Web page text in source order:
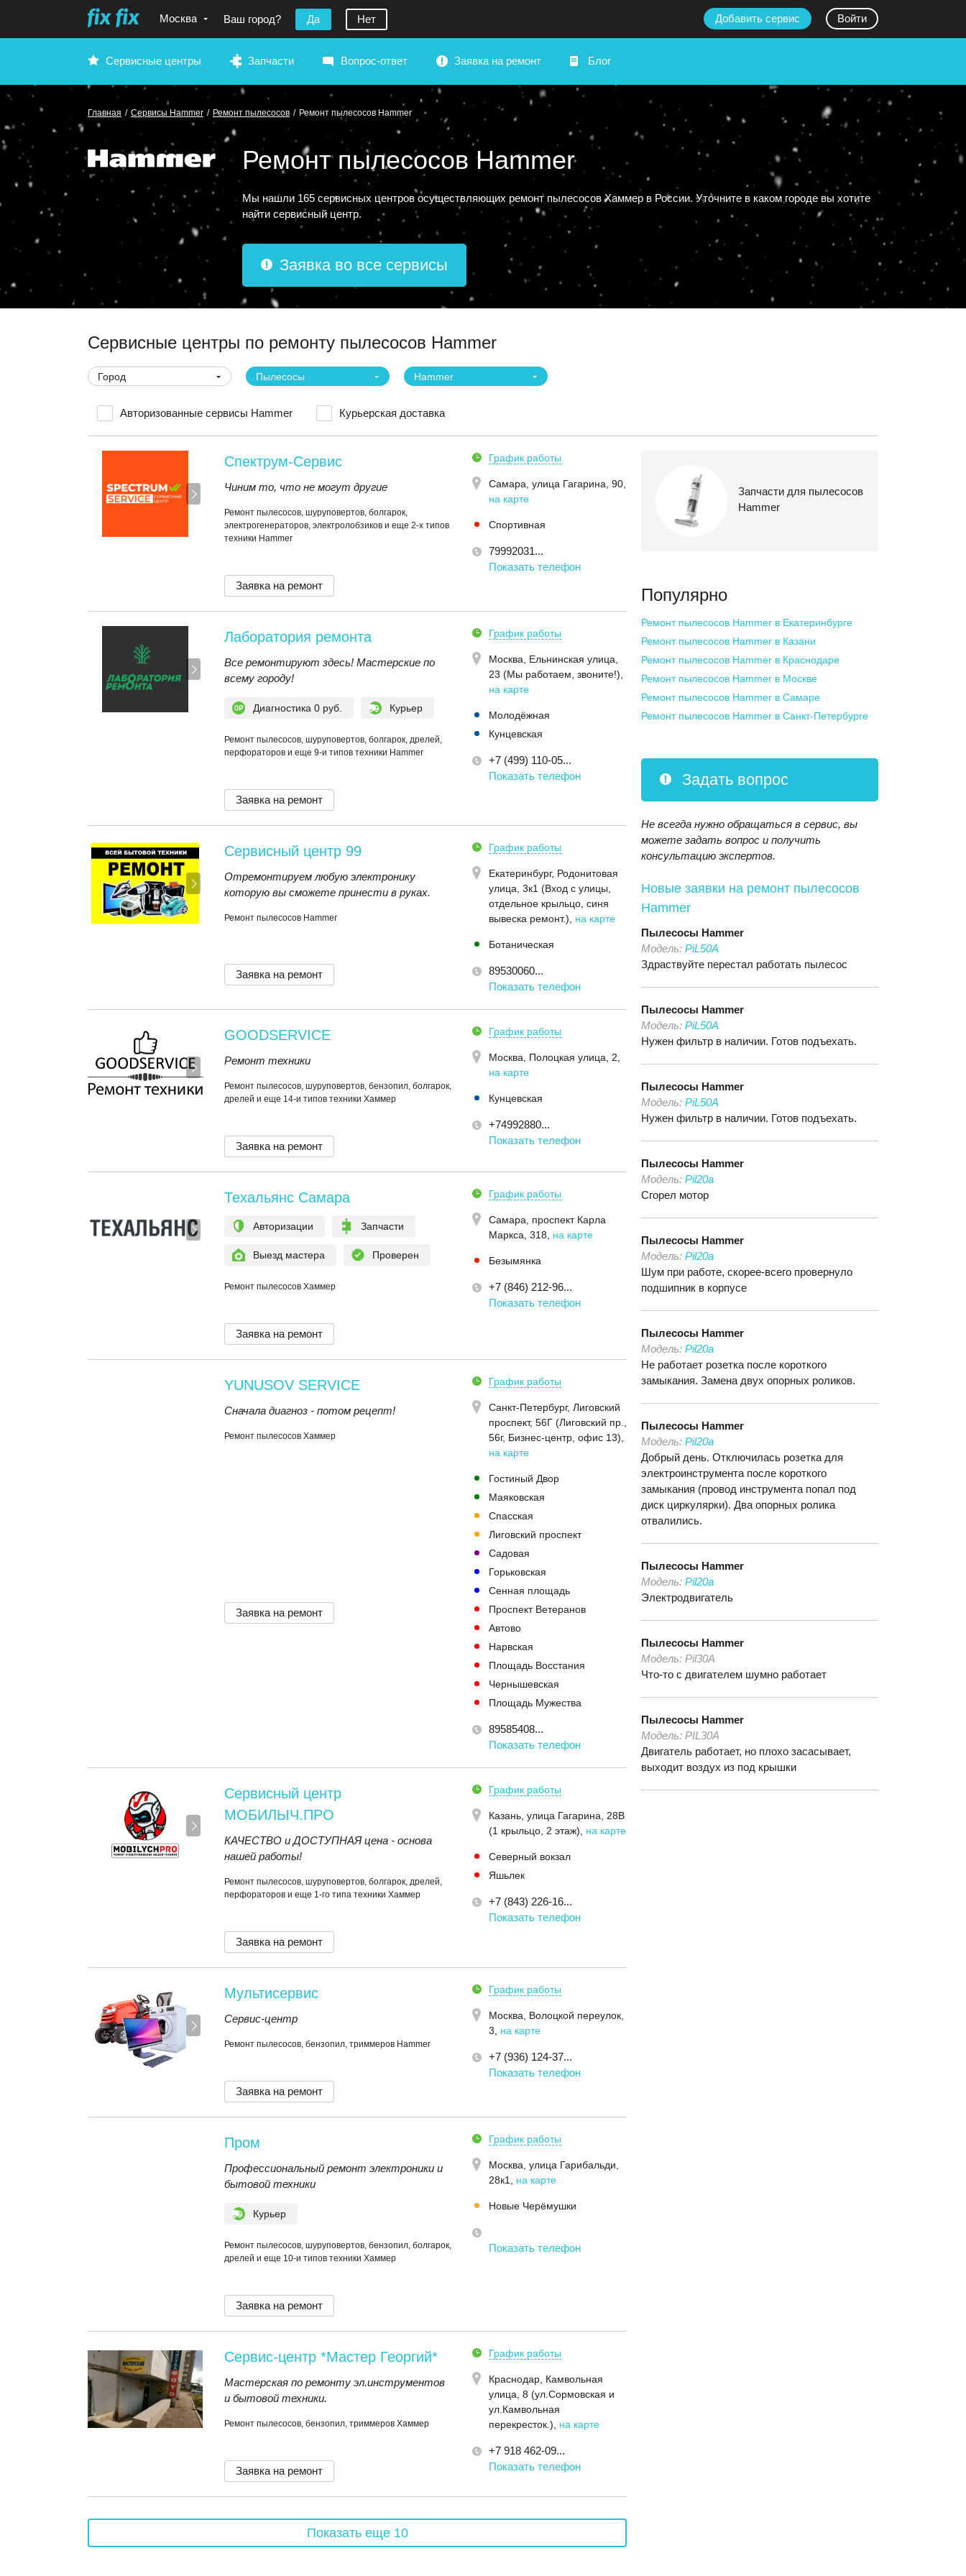
Москва Ваш город? Да Нет Добавить сервис Войти
Сервисные центры Запчасти Вопрос-ответ Заявка на ремонт Блог
Главная / Сервисы Hammer / Ремонт пылесосов / Ремонт пылесосов Hammer
Ремонт пылесосов Hammer
Мы нашли 165 сервисных центров осуществляющих ремонт пылесосов Хаммер в России. Уточните в каком городе вы хотите
найти сервисный центр.
Заявка во все сервисы
Сервисные центры по ремонту пылесосов Hammer
Город Пылесосы Hammer
Авторизованные сервисы Hammer Курьерская доставка
Спектрум-Сервис
Чиним то, что не могут другие
Ремонт пылесосов, шуруповертов, болгарок,
электрогенераторов, электролобзиков и еще 2-х типов
техники Hammer
График работы
Самара, улица Гагарина, 90
на карте
Спортивная
79992031...
Показать телефон
Заявка на ремонт
Лаборатория ремонта
Все ремонтируют здесь! Мастерские по
всему городу!
Диагностика 0 руб. Курьер
Ремонт пылесосов, шуруповертов, болгарок, дрелей,
перфораторов и еще 9-и типов техники Hammer
График работы
Москва, Ельнинская улица,
23 (Мы работаем, звоните!)
на карте
Молодёжная
Кунцевская
+7 (499) 110-05...
Показать телефон
Заявка на ремонт
Сервисный центр 99
Отремонтируем любую электронику
которую вы сможете принести в руках.
Ремонт пылесосов Hammer
График работы
Екатеринбург, Родонитовая
улица, 3к1 (Вход с улицы,
отдельное крыльцо, синя
вывеска ремонт.)
на карте
Ботаническая
89530060...
Показать телефон
Заявка на ремонт
GOODSERVICE
Ремонт техники
Ремонт пылесосов, шуруповертов, бензопил, болгарок,
дрелей и еще 14-и типов техники Хаммер
График работы
Москва, Полоцкая улица, 2
на карте
Кунцевская
+74992880...
Показать телефон
Заявка на ремонт
Техальянс Самара
Авторизации Запчасти
Выезд мастера Проверен
Ремонт пылесосов Хаммер
График работы
Самара, проспект Карла
Маркса, 318
на карте
Безымянка
+7 (846) 212-96...
Показать телефон
Заявка на ремонт
YUNUSOV SERVICE
Сначала диагноз - потом рецепт!
Ремонт пылесосов Хаммер
График работы
Санкт-Петербург, Лиговский
проспект, 56Г (Лиговский пр.,
56г, Бизнес-центр, офис 13)
на карте
Гостиный Двор
Маяковская
Спасская
Лиговский проспект
Садовая
Горьковская
Сенная площадь
Проспект Ветеранов
Автово
Нарвская
Площадь Восстания
Чернышевская
Площадь Мужества
89585408...
Показать телефон
Заявка на ремонт
Сервисный центр
МОБИЛЫЧ.ПРО
КАЧЕСТВО и ДОСТУПНАЯ цена - основа
нашей работы!
Ремонт пылесосов, шуруповертов, болгарок, дрелей,
перфораторов и еще 1-го типа техники Хаммер
График работы
Казань, улица Гагарина, 28В
(1 крыльцо, 2 этаж)
на карте
Северный вокзал
Яшьлек
+7 (843) 226-16...
Показать телефон
Заявка на ремонт
Мультисервис
Сервис-центр
Ремонт пылесосов, бензопил, триммеров Hammer
График работы
Москва, Волоцкой переулок,
3
на карте
+7 (936) 124-37...
Показать телефон
Заявка на ремонт
Пром
Профессиональный ремонт электроники и
бытовой техники
Курьер
Ремонт пылесосов, шуруповертов, бензопил, болгарок,
дрелей и еще 10-и типов техники Хаммер
График работы
Москва, улица Гарибальди,
28к1
на карте
Новые Черёмушки
Показать телефон
Заявка на ремонт
Сервис-центр *Мастер Георгий*
Мастерская по ремонту эл.инструментов
и бытовой техники.
Ремонт пылесосов, бензопил, триммеров Хаммер
График работы
Краснодар, Камвольная
улица, 8 (ул.Сормовская и
ул.Камвольная
перекресток.)
на карте
+7 918 462-09...
Показать телефон
Заявка на ремонт
Показать еще 10
Запчасти для пылесосов
Hammer
Популярно
Ремонт пылесосов Hammer в Екатеринбурге
Ремонт пылесосов Hammer в Казани
Ремонт пылесосов Hammer в Краснодаре
Ремонт пылесосов Hammer в Москве
Ремонт пылесосов Hammer в Самаре
Ремонт пылесосов Hammer в Санкт-Петербурге
Задать вопрос
Не всегда нужно обращаться в сервис, вы
можете задать вопрос и получить
консультацию экспертов.
Новые заявки на ремонт пылесосов
Hammer
Пылесосы Hammer
Модель: PiL50A
Здраствуйте перестал работать пылесос
Пылесосы Hammer
Модель: PiL50A
Нужен фильтр в наличии. Готов подъехать.
Пылесосы Hammer
Модель: PiL50A
Нужен фильтр в наличии. Готов подъехать.
Пылесосы Hammer
Модель: Pil20a
Сгорел мотор
Пылесосы Hammer
Модель: Pil20a
Шум при работе, скорее-всего провернуло
подшипник в корпусе
Пылесосы Hammer
Модель: Pil20a
Не работает розетка после короткого
замыкания. Замена двух опорных роликов.
Пылесосы Hammer
Модель: Pil20a
Добрый день. Отключилась розетка для
электроинструмента после короткого
замыкания (провод инструмента попал под
диск циркулярки). Два опорных ролика
отвалились.
Пылесосы Hammer
Модель: Pil20a
Электродвигатель
Пылесосы Hammer
Модель: Pil30A
Что-то с двигателем шумно работает
Пылесосы Hammer
Модель: PIL30A
Двигатель работает, но плохо засасывает,
выходит воздух из под крышки